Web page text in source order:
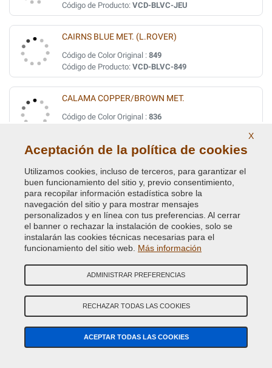
Código de Producto: VCD-BLVC-JEU
CAIRNS BLUE MET. (L.ROVER)
Código de Color Original : 849
Código de Producto: VCD-BLVC-849
CALAMA COPPER/BROWN MET.
Código de Color Original : 836
CALAMA COPPER/BROWN MET.
Código de Color Original :
Código de Producto: VCD-BLVC-BAB
CAMARGUE RED MET.
Código de Color Original :2372
Código de Producto:VCD-BLVC-2372
CAPRICE MICA MET.(L.ROVER) UMQ
Código de Color Original : 533
CARIBBEAN BLUE MET.
X
Aceptación de la política de cookies
Utilizamos cookies, incluso de terceros, para garantizar el
buen funcionamiento del sitio y, previo consentimiento,
para recopilar información estadística sobre la
navegación del sitio y para mostrar mensajes
personalizados y en línea con tus preferencias. Al cerrar
el banner o rechazar la instalación de cookies, solo se
instalarán las cookies técnicas necesarias para el
funcionamiento del sitio web. Más información
ADMINISTRAR PREFERENCIAS
RECHAZAR TODAS LAS COOKIES
ACEPTAR TODAS LAS COOKIES